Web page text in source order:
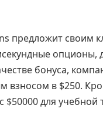
предложит своим
бонуса,
в $250.
$50000 для учебной